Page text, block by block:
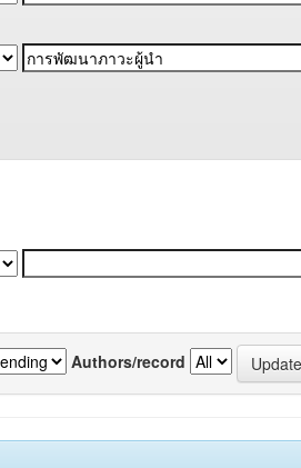
Authors/record